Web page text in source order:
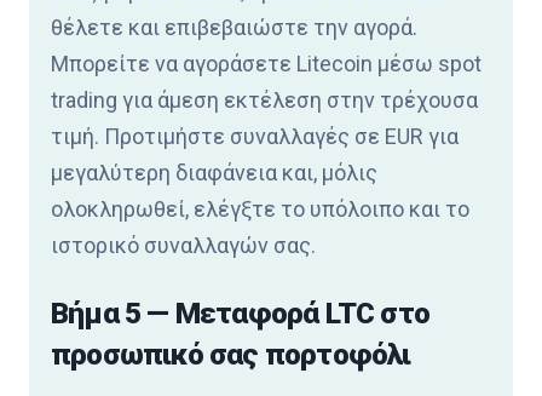
θέλετε και επιβεβαιώστε την αγορά.
Μπορείτε να αγοράσετε Litecoin μέσω spot
trading για άμεση εκτέλεση στην τρέχουσα
τιμή. Προτιμήστε συναλλαγές σε EUR για
μεγαλύτερη διαφάνεια και, μόλις
ολοκληρωθεί, ελέγξτε το υπόλοιπο και το
ιστορικό συναλλαγών σας.
Βήμα 5 — Μεταφορά LTC στο
προσωπικό σας πορτοφόλι